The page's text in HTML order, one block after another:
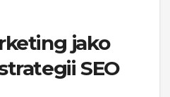
jako
SEO